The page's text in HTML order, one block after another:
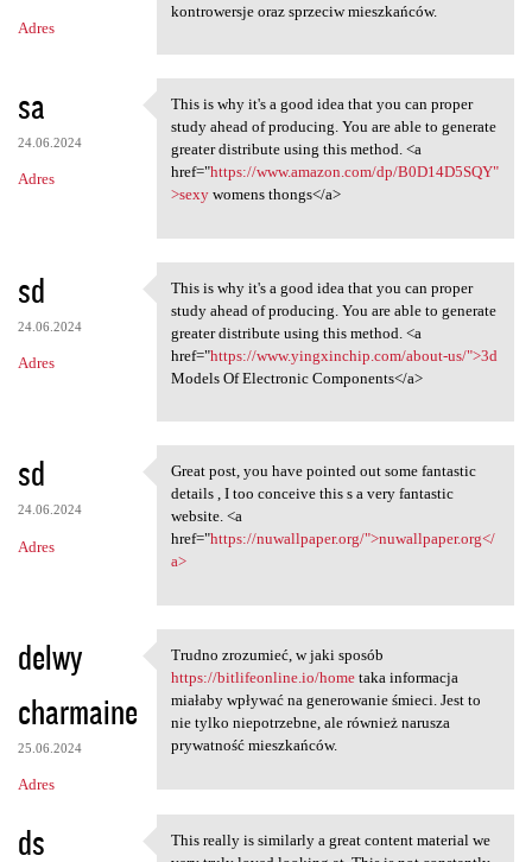
Adres
kontrowersje oraz sprzeciw mieszkańców.
sa
24.06.2024
Adres
This is why it's a good idea
This is why it's a good idea that you can proper
study ahead of producing. You are able to generate
greater distribute using this method. <a
href="https://www.amazon.com/dp/B0D14D5SQY"
>sexywomens thongs</a>
sd
24.06.2024
Adres
This is why it's a good idea
This is why it's a good idea that you can proper
study ahead of producing. You are able to generate
greater distribute using this method. <a
href="https://www.yingxinchip.com/about-us/">3d
Models Of Electronic Components</a>
sd
24.06.2024
Adres
Great post, you have pointed
Great post, you have pointed out some fantastic
details , I too conceive this s a very fantastic
website. <a
href="https://nuwallpaper.org/">nuwallpaper.org</
a>
delwy
charmaine
25.06.2024
Adres
Trudno zrozumieć, w jaki
Trudno zrozumieć, w jaki sposób
https://bitlifeonline.io/hometaka informacja
miałaby wpływać na generowanie śmieci. Jest to
nie tylko niepotrzebne, ale również narusza
prywatność mieszkańców.
ds
This really is similarly a great content material we